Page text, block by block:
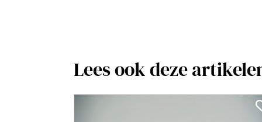
Lees ook deze